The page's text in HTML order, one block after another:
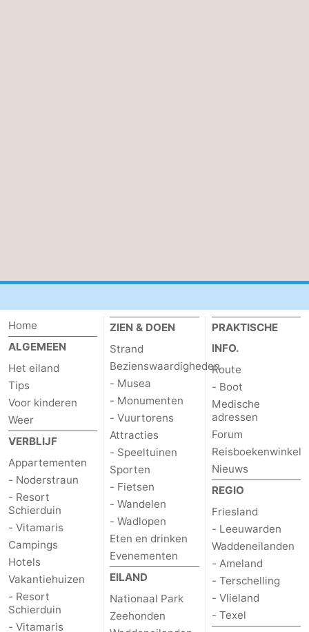
Home
ALGEMEEN
Het eiland
Tips
Voor kinderen
Weer
VERBLIJF
Appartementen
- Noderstraun
- Resort
Schierduin
- Vitamaris
Campings
Hotels
Vakantiehuizen
- Resort
Schierduin
- Vitamaris
ZIEN & DOEN
Strand
Bezienswaardigheden
- Musea
- Monumenten
- Vuurtorens
Attracties
- Speeltuinen
Sporten
- Fietsen
- Wandelen
- Wadlopen
Eten en drinken
Evenementen
EILAND
Nationaal Park
Zeehonden
PRAKTISCHE
INFO.
Route
- Boot
Medische
adressen
Forum
Reisboekenwinkel
Nieuws
REGIO
Friesland
- Leeuwarden
Waddeneilanden
- Ameland
- Terschelling
- Vlieland
- Texel